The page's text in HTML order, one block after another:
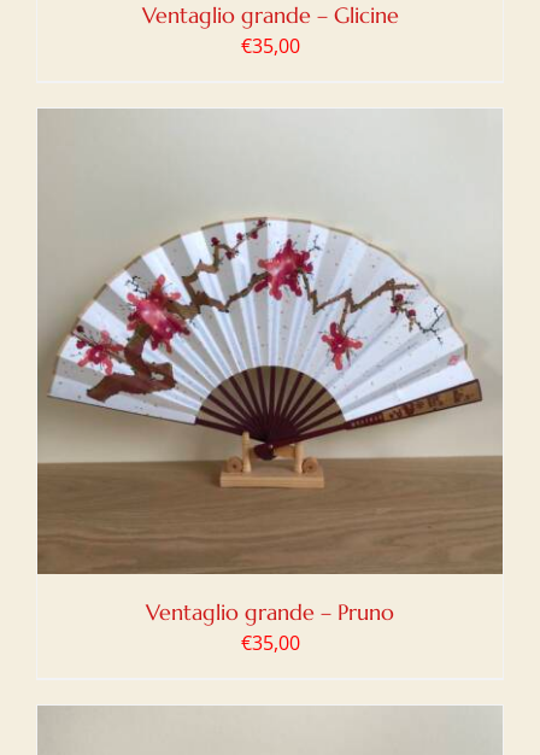
Ventaglio grande – Glicine
€35,00
Ventaglio grande – Pruno
€35,00